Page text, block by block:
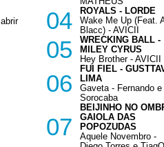
04
ROYALS - LORDE
Wake Me Up (Feat.
Blacc) - AVICII
05
WRECKING BALL -
MILEY CYRUS
Hey Brother - AVICII
06
FUI FIEL -
LIMA
Gaveta - Fernando e
Sorocaba
07
BEIJINHO NO
GAIOLA DAS
POPOZUDAS
Aquele Novembro -